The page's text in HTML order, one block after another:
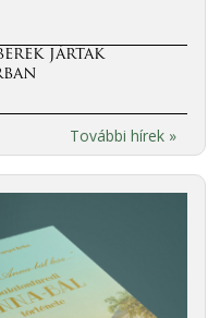
jártak
További hírek »